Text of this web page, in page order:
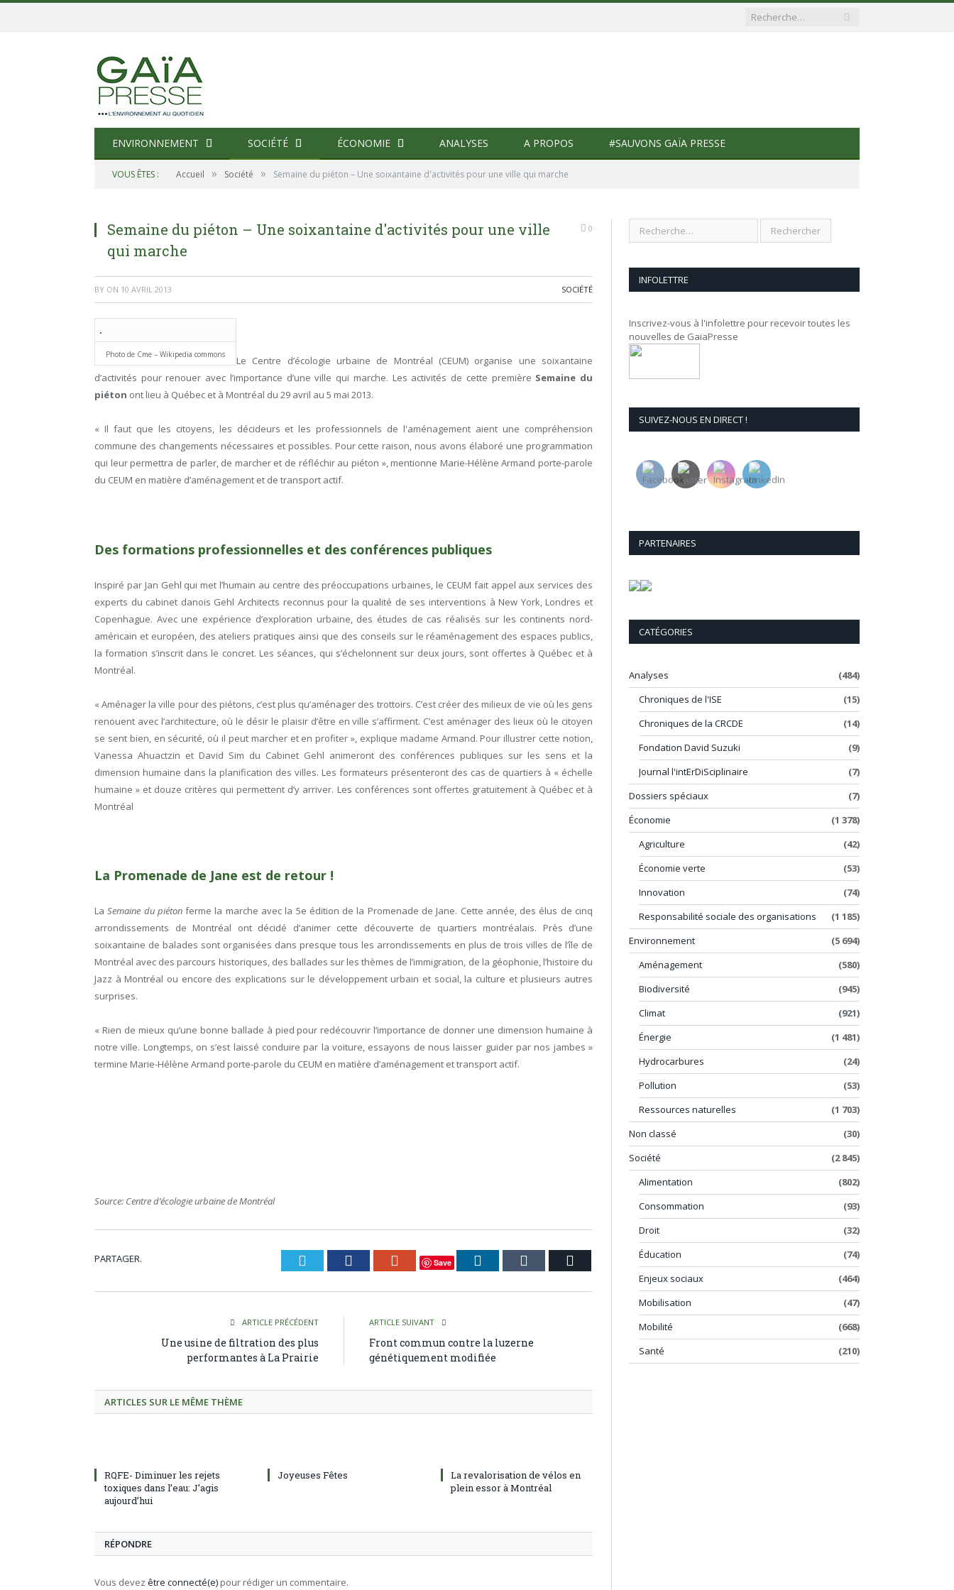
ENVIRONNEMENT SOCIÉTÉ ÉCONOMIE ANALYSES A PROPOS #SAUVONS GAÏA PRESSE
VOUS ÊTES : Accueil » Société » Semaine du piéton – Une soixantaine d'activités pour une ville qui marche
Semaine du piéton – Une soixantaine d'activités pour une ville
qui marche
0
BY ON 10 AVRIL 2013 SOCIÉTÉ
Photo de Cme – Wikipedia commons
Le Centre d’écologie urbaine de Montréal (CEUM) organise une soixantaine
d’activités pour renouer avec l’importance d’une ville qui marche. Les activités de cette première Semaine du
piéton ont lieu à Québec et à Montréal du 29 avril au 5 mai 2013.
« Il faut que les citoyens, les décideurs et les professionnels de l'aménagement aient une compréhension
commune des changements nécessaires et possibles. Pour cette raison, nous avons élaboré une programmation
qui leur permettra de parler, de marcher et de réfléchir au piéton », mentionne Marie-Hélène Armand porte-parole
du CEUM en matière d’aménagement et de transport actif.
Des formations professionnelles et des conférences publiques
Inspiré par Jan Gehl qui met l’humain au centre des préoccupations urbaines, le CEUM fait appel aux services des
experts du cabinet danois Gehl Architects reconnus pour la qualité de ses interventions à New York, Londres et
Copenhague. Avec une expérience d’exploration urbaine, des études de cas réalisés sur les continents nord-
américain et européen, des ateliers pratiques ainsi que des conseils sur le réaménagement des espaces publics,
la formation s’inscrit dans le concret. Les séances, qui s’échelonnent sur deux jours, sont offertes à Québec et à
Montréal.
« Aménager la ville pour des piétons, c’est plus qu’aménager des trottoirs. C’est créer des milieux de vie où les gens
renouent avec l’architecture, où le désir le plaisir d’être en ville s’affirment. C’est aménager des lieux où le citoyen
se sent bien, en sécurité, où il peut marcher et en profiter », explique madame Armand. Pour illustrer cette notion,
Vanessa Ahuactzin et David Sim du Cabinet Gehl animeront des conférences publiques sur les sens et la
dimension humaine dans la planification des villes. Les formateurs présenteront des cas de quartiers à « échelle
humaine » et douze critères qui permettent d’y arriver. Les conférences sont offertes gratuitement à Québec et à
Montréal
La Promenade de Jane est de retour !
LaSemaine du piétonferme la marche avec la 5e édition de la Promenade de Jane. Cette année, des élus de cinq
arrondissements de Montréal ont décidé d’animer cette découverte de quartiers montréalais. Près d’une
soixantaine de balades sont organisées dans presque tous les arrondissements en plus de trois villes de l’île de
Montréal avec des parcours historiques, des ballades sur les thèmes de l’immigration, de la géophonie, l’histoire du
Jazz à Montréal ou encore des explications sur le développement urbain et social, la culture et plusieurs autres
surprises.
« Rien de mieux qu’une bonne ballade à pied pour redécouvrir l’importance de donner une dimension humaine à
notre ville. Longtemps, on s’est laissé conduire par la voiture, essayons de nous laisser guider par nos jambes »
termine Marie-Hélène Armand porte-parole du CEUM en matière d’aménagement et transport actif.
Source: Centre d’écologie urbaine de Montréal
PARTAGER. Twitter Facebook Google+
Save LinkedIn Tumblr
ARTICLE PRÉCÉDENT
Une usine de filtration des plus
performantes à La Prairie
ARTICLE SUIVANT
Front commun contre la luzerne
génétiquement modifiée
ARTICLES SUR LE MÊME THÈME
RQFE- Diminuer les rejets
toxiques dans l’eau: J’agis
aujourd’hui
Joyeuses Fêtes
La revalorisation de vélos en
plein essor à Montréal
RÉPONDRE
Vous devez être connecté(e) pour rédiger un commentaire.
INFOLETTRE
Inscrivez-vous à l'infolettre pour recevoir toutes les
nouvelles de GaïaPresse
SUIVEZ-NOUS EN DIRECT !
PARTENAIRES
CATÉGORIES
Analyses
(484)
Chroniques de l'ISE
(15)
Chroniques de la CRCDE
(14)
Fondation David Suzuki
(9)
Journal l'intErDiSciplinaire
(7)
Dossiers spéciaux
(7)
Économie
(1 378)
Agriculture
(42)
Économie verte
(53)
Innovation
(74)
Responsabilité sociale des organisations
(1 185)
Environnement
(5 694)
Aménagement
(580)
Biodiversité
(945)
Climat
(921)
Énergie
(1 481)
Hydrocarbures
(24)
Pollution
(53)
Ressources naturelles
(1 703)
Non classé
(30)
Société
(2 845)
Alimentation
(802)
Consommation
(93)
Droit
(32)
Éducation
(74)
Enjeux sociaux
(464)
Mobilisation
(47)
Mobilité
(668)
Santé
(210)